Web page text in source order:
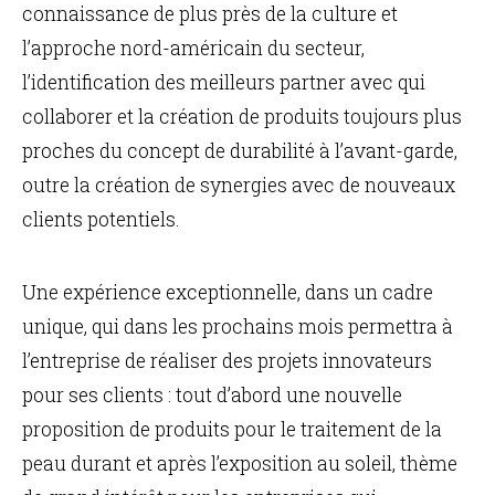
connaissance de plus près de la culture et
l’approche nord-américain du secteur,
l’identification des meilleurs partner avec qui
collaborer et la création de produits toujours plus
proches du concept de durabilité à l’avant-garde,
outre la création de synergies avec de nouveaux
clients potentiels.
Une expérience exceptionnelle, dans un cadre
unique, qui dans les prochains mois permettra à
l’entreprise de réaliser des projets innovateurs
pour ses clients : tout d’abord une nouvelle
proposition de produits pour le traitement de la
peau durant et après l’exposition au soleil, thème